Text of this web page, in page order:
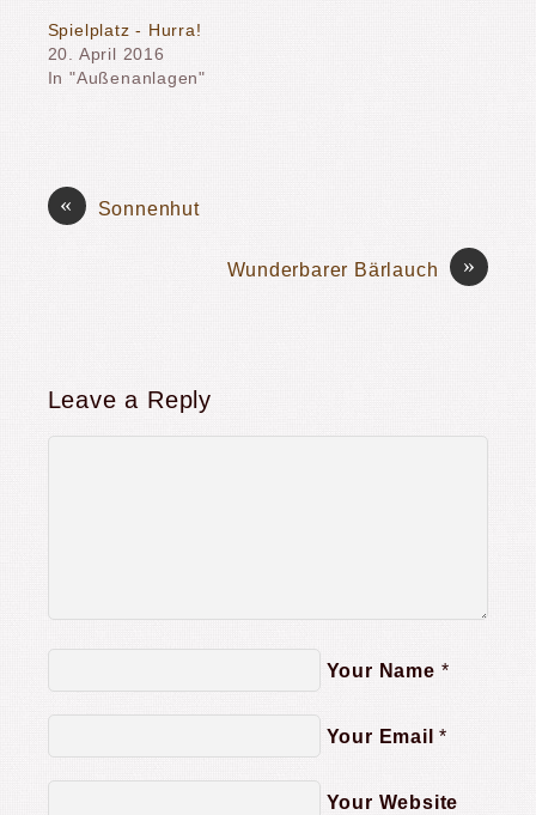
Spielplatz - Hurra!
20. April 2016
In "Außenanlagen"
« Sonnenhut
»
Wunderbarer Bärlauch
Leave a Reply
Your Name *
Your Email *
Your Website